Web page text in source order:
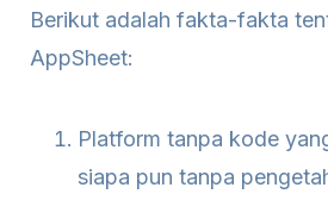
Berikut adalah fakta-fakta
AppSheet:
Platform tanpa kode
siapa pun tanpa